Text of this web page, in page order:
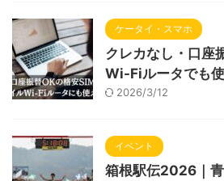
ケータイ・スマホ
クレカなし・口座
Wi-Fiルータでも
2026/3/12
イベント
箱根駅伝2026｜